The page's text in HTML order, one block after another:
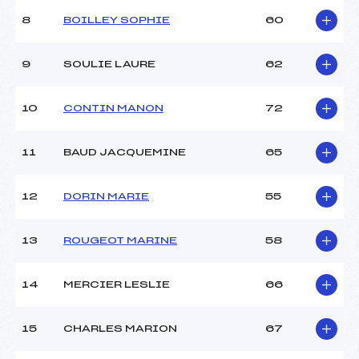
C-C-D-D- –
8 BOILLEY SOPHIE 60
9 SOULIE LAURE 62
10 CONTIN MANON 72
11 BAUD JACQUEMINE 65
12 DORIN MARIE 55
13 ROUGEOT MARINE 58
14 MERCIER LESLIE 66
15 CHARLES MARION 67